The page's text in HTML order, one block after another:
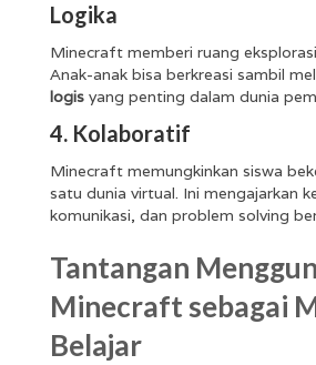
Logika
Minecraft memberi ruang
Anak-anak bisa berkreasi sambil
logis yang penting dalam dunia
4. Kolaboratif
Minecraft memungkinkan siswa
satu dunia virtual. Ini mengajarkan
komunikasi, dan problem solving
Tantangan
Minecraft sebagai
Belajar